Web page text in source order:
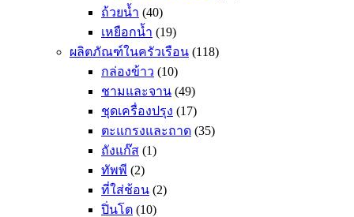
ถ้วยน้ำ (40)
เหยือกน้ำ (19)
ผลิตภัณฑ์ในครัวเรือน (118)
กล่องข้าว (10)
ชามและจาน (49)
ชุดเครื่องปรุง (17)
ตะแกรงและถาด (35)
ถังแก๊ส (1)
ทัพพี (2)
ที่ใส่ช้อน (2)
ปิ่นโต (10)